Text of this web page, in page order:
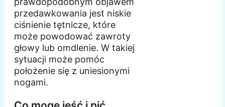
przedawkowania jest niskie
ciśnienie tętnicze, które
może powodować zawroty
głowy lub omdlenie. W takiej
sytuacji może pomóc
położenie się z uniesionymi
nogami.